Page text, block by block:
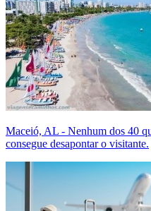
Maceió, AL - Nenhum dos 40
consegue desapontar o visitante.